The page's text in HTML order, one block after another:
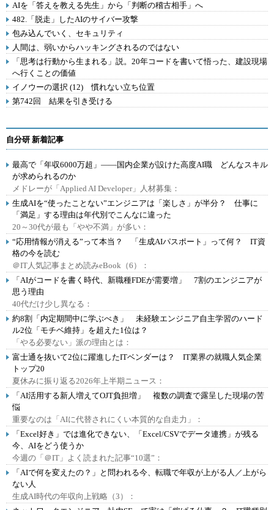
AIを「答えを教える先生」から「判断の稽古相手」へ
482.「脱走」したAIのサイバー攻撃
包み込んでいく、セキュリティ
人間は、弱いからハッキングされるのではない
「思考は行動から生まれる」説。20年コードを書いて悟った、建設現場
へ行くことの価値
イノウーの選択 (12) 慣れない立ち位置
第742回 結果を引き受ける
自分研 新着記事
最高で「年収6000万超」――国内企業が設けた高度AI職 どんなスキル
が求められるのか
メドレーが「Applied AI Developer」人材募集：
生成AIを“使ったことない”エンジニアは「楽しさ」が半分？ 仕事に
「満足」する理由は年代別でこんなに違った
20～30代が最も「やや不満」が多い：
“応用情報が消える”って本当？ 「生成AIパスポート」って何？ IT資
格の今を読む
＠IT人気記事まとめ読みeBook（6）：
「AIがコードを書く時代、新職種FDEが需要増」 7割のエンジニアが
思う理由
40代だけ少し異なる：
約8割「内定期間中に学ぶべき」 未経験エンジニア自主学習のハード
ル2位「モチベ維持」を超えた1位は？
「やる必要ない」派の理由とは：
富士通を抜いて2位に躍進したITベンダーは？ IT業界の就職人気企業
トップ20
夏休みに振り返る2026年上半期ニュース：
「AI活用する新人増えてOJT負担増」 複数の調査で露呈した現場の苦
悩
重要なのは「AIに代替されにくい本質的な自走力」：
「Excel好き」では進化できない、「Excel/CSVでデータ連携」が残る
今、AIをどう使うか
今週の「＠IT」よく読まれた記事“10選”：
「AIで何を変えたの？」と問われる今、転職で年収が上がる人／上がら
ない人
生成AI時代の年収向上戦略（3）：